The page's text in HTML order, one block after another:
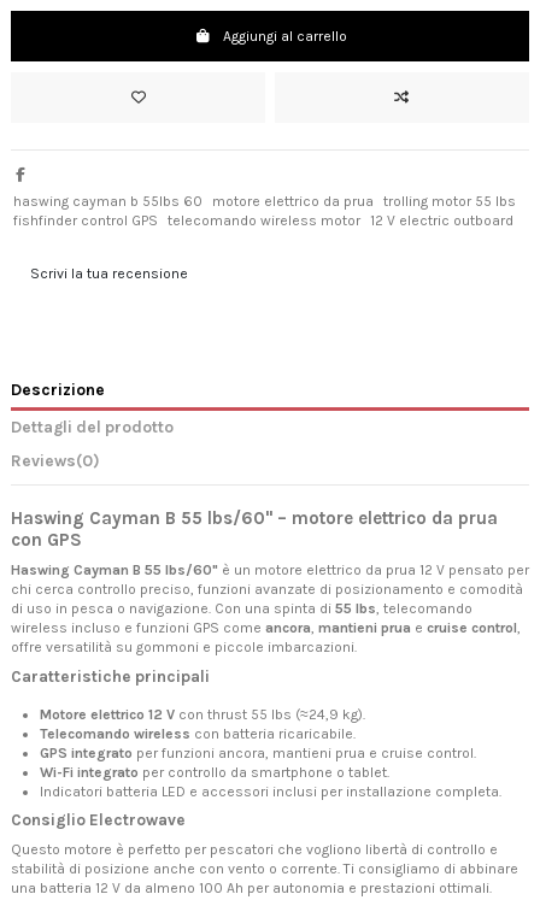
Aggiungi al carrello
haswing cayman b 55lbs 60 motore elettrico da prua
trolling motor 55 lbs
fishfinder control GPS
telecomando wireless motor 12 V electric outboard
Scrivi la tua recensione
Descrizione
Dettagli del prodotto
Reviews(0)
Haswing Cayman B 55 lbs/60" – motore elettrico da prua
con GPS
Haswing Cayman B 55 lbs/60" è un motore elettrico da prua 12 V pensato per
chi cerca controllo preciso, funzioni avanzate di posizionamento e comodità
di uso in pesca o navigazione. Con una spinta di 55 lbs , telecomando
wireless incluso e funzioni GPS come ancora mantieni prua e cruise control
offre versatilità su gommoni e piccole imbarcazioni.
Caratteristiche principali
Motore elettrico 12 V con thrust 55 lbs (≈24,9 kg).
Telecomando wireless con batteria ricaricabile.
GPS integrato per funzioni ancora, mantieni prua e cruise control.
Wi-Fi integrato per controllo da smartphone o tablet.
Indicatori batteria LED e accessori inclusi per installazione completa.
Consiglio Electrowave
Questo motore è perfetto per pescatori che vogliono libertà di controllo e
stabilità di posizione anche con vento o corrente. Ti consigliamo di abbinare
una batteria 12 V da almeno 100 Ah per autonomia e prestazioni ottimali.